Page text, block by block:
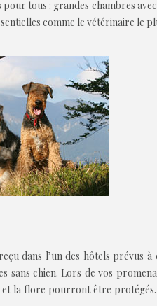
tous : grandes chambres
comme le vétérinaire le
dans l’un des hôtels prévus
chien. Lors de vos
la flore pourront être